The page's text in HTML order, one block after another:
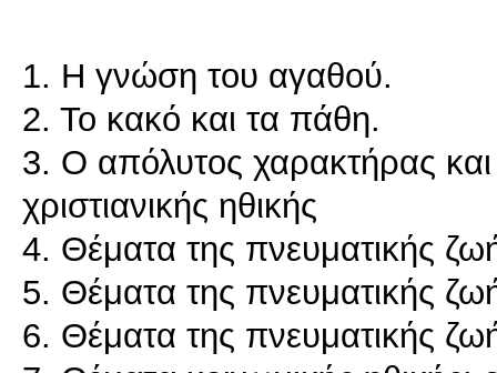
1. Η γνώση του αγαθού.
2. Το κακό και τα πάθη.
3. Ο απόλυτος χαρακτήρας
χριστιανικής ηθικής
4. Θέματα της πνευματικής
5. Θέματα της πνευματικής
6. Θέματα της πνευματικής